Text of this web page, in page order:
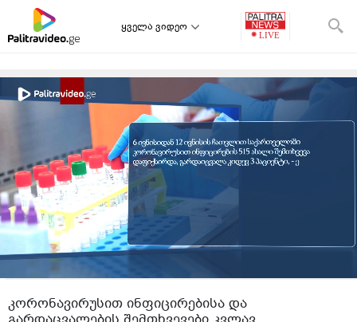
ყველა ვიდეო
კორონავირუსით ინფიცირებისა და